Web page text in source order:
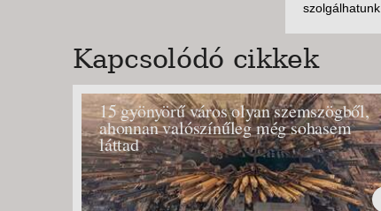
szolgálhatunk.
Kapcsolódó cikkek
15 gyönyörű város olyan szemszögből,
ahonnan valószínűleg még sohasem
láttad